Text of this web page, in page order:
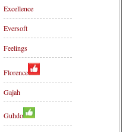
Excellence
Eversoft
Feelings
Florence
Gajah
Guhdo